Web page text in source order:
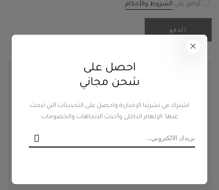
أوافق على الشروط والأحكام
الدفع
احصل على تقديرات الشحن
احصل على
شحن مجاني
اشترك في نشرتنا الإخبارية واحصل على التحديثات التي تبحث
عنها: الإلهام الداخلي وأحدث الاتجاهات والخصومات